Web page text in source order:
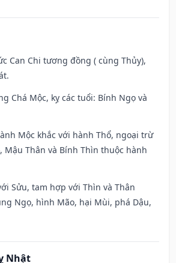
Can Chi tương đồng ( cùng Thủy),
Chá Mộc, kỵ các tuổi: Bính Ngọ và
Mộc khắc với hành Thổ, ngoại trừ
Mậu Thân và Bính Thìn thuộc hành
Sửu, tam hợp với Thìn và Thân
Ngọ, hình Mão, hại Mùi, phá Dậu,
Nhật